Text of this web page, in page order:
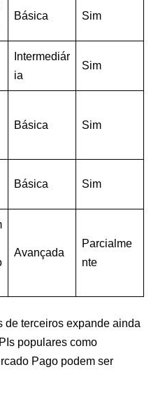
Básica Sim
Intermediár
ia
Sim
Básica Sim
Básica Sim
Avançada
Parcialme
nte
de terceiros expande ainda
populares como
Pago podem ser